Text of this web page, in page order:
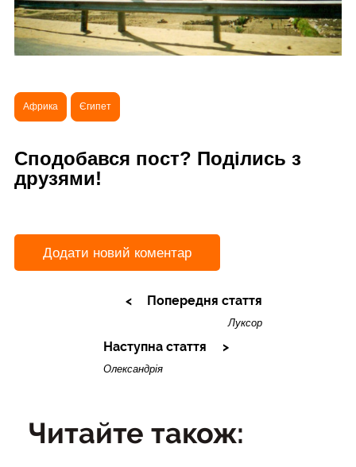
Африка Єгипет
Сподобався пост? Поділись з
друзями!
Додати новий коментар
Попередня стаття
Луксор
Наступна стаття
Олександрія
Читайте також: